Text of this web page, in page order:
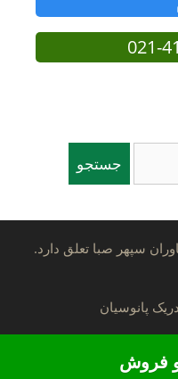
جستجو
سپهر صبا تعلق دارد.
دریک پانوسیان
فروش